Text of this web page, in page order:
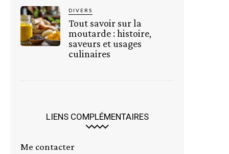
DIVERS
Tout savoir sur la
moutarde : histoire,
saveurs et usages
culinaires
LIENS COMPLÉMENTAIRES
Me contacter